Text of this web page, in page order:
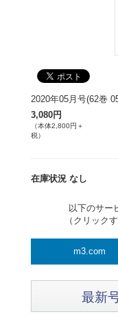
2020年05月号(62巻
3,080円
（本体2,800円＋
税）
在庫状況 なし
以下のサー
（クリック
m3.com
最新